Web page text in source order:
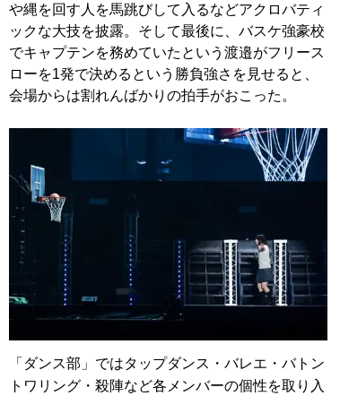
や縄を回す人を馬跳びして入るなどアクロバティ
ックな大技を披露。そして最後に、バスケ強豪校
でキャプテンを務めていたという渡邉がフリース
ローを1発で決めるという勝負強さを見せると、
会場からは割れんばかりの拍手がおこった。
「ダンス部」ではタップダンス・バレエ・バトン
トワリング・殺陣など各メンバーの個性を取り入